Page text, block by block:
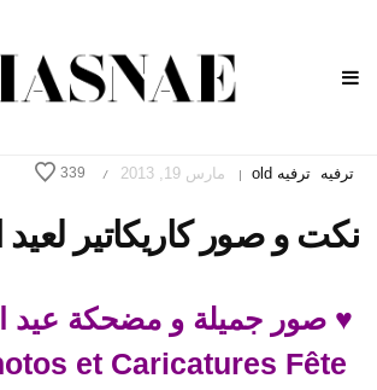
ترفيه ترفيه old | مارس 19, 2013 /
339
نكت و صور كاريكاتير لعيد
et Caricatures Fête